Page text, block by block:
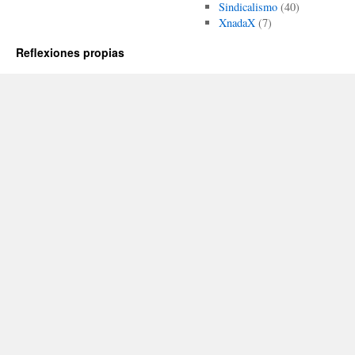
Sindicalismo(40)
XnadaX(7)
Reflexiones propias